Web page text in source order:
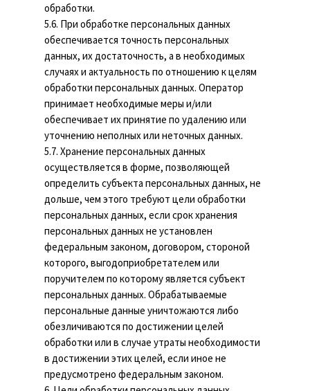
обработки.
5.6. При обработке персональных данных
обеспечивается точность персональных
данных, их достаточность, а в необходимых
случаях и актуальность по отношению к целям
обработки персональных данных. Оператор
принимает необходимые меры и/или
обеспечивает их принятие по удалению или
уточнению неполных или неточных данных.
5.7. Хранение персональных данных
осуществляется в форме, позволяющей
определить субъекта персональных данных, не
дольше, чем этого требуют цели обработки
персональных данных, если срок хранения
персональных данных не установлен
федеральным законом, договором, стороной
которого, выгодоприобретателем или
поручителем по которому является субъект
персональных данных. Обрабатываемые
персональные данные уничтожаются либо
обезличиваются по достижении целей
обработки или в случае утраты необходимости
в достижении этих целей, если иное не
предусмотрено федеральным законом.